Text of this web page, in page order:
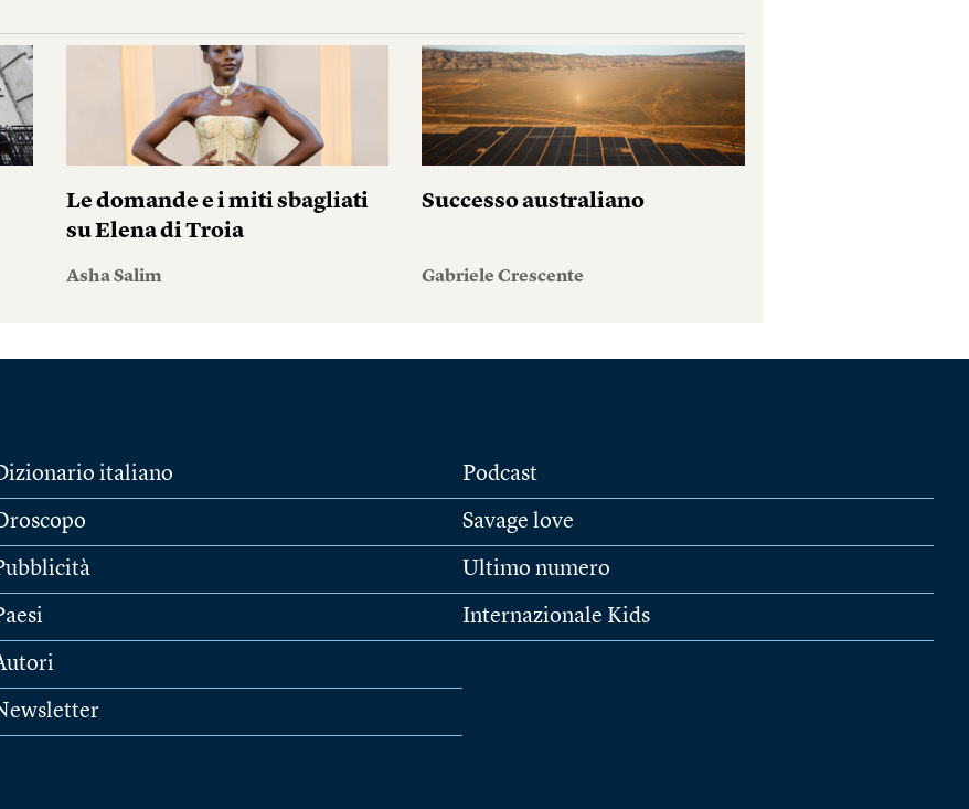
Le domande e i miti sbagliati
su Elena di Troia
Asha Salim
Successo australiano
Gabriele Crescente
italiano Podcast
Savage love
Ultimo numero
Internazionale Kids